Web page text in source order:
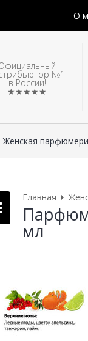
О
№1
в России!
★★★★★
Женская
Главная
мл